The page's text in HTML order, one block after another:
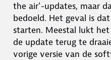
the air’-updates, maar
bedoeld. Het geval is
starten. Meestal lukt
de update terug te
vorige versie van de